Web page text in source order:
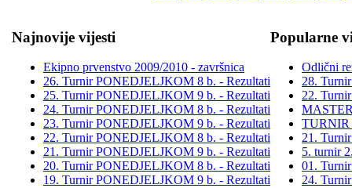
Najnovije vijesti
Ekipno prvenstvo 2009/2010 - završnica
26. Turnir PONEDJELJKOM 8 b. - Rezultati
25. Turnir PONEDJELJKOM 9 b. - Rezultati
24. Turnir PONEDJELJKOM 8 b. - Rezultati
23. Turnir PONEDJELJKOM 9 b. - Rezultati
22. Turnir PONEDJELJKOM 8 b. - Rezultati
21. Turnir PONEDJELJKOM 9 b. - Rezultati
20. Turnir PONEDJELJKOM 8 b. - Rezultati
19. Turnir PONEDJELJKOM 9 b. - Rezultati
Popularne
Odlični
28.
22.
TURNIR
21.
5. turnir
01.
24.